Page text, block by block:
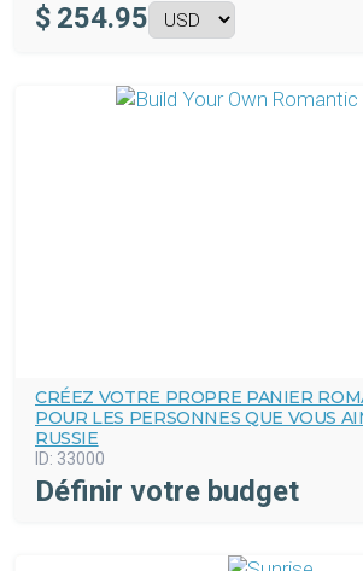
$ 254.95
CRÉEZ VOTRE PROPRE PANIER
POUR LES PERSONNES QUE VOUS
RUSSIE
ID: 33000
Définir votre budget